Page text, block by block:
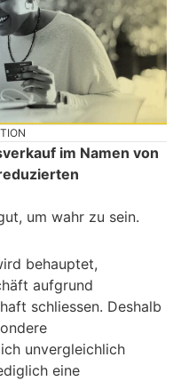
im Namen von
um wahr zu sein.
behauptet,
aufgrund
schliessen. Deshalb
unvergleichlich
eine